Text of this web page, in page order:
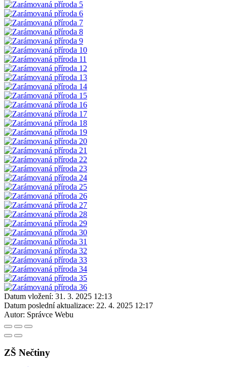
Datum vložení: 31. 3. 2025 12:13
Datum poslední aktualizace: 22. 4. 2025 12:17
Autor: Správce Webu
ZŠ Nečtiny